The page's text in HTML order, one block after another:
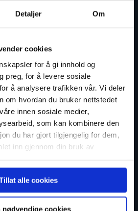
Detaljer Om
cookies
for å gi innhold og
preg, for å levere sosiale
å analysere trafikken vår. Vi deler
om hvordan du bruker nettstedet
innen sosiale medier,
som kan kombinere den
du har gjort tilgjengelig for dem,
inn gjennom din bruk av
alle cookies
nødvendige cookies
Hellvik